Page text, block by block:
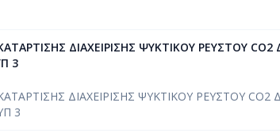
ΔΙΑΧΕΙΡΙΣΗΣ ΨΥΚΤΙΚΟΥ ΡΕΥΣΤΟΥ CO2
3
ΔΙΑΧΕΙΡΙΣΗΣ ΨΥΚΤΙΚΟΥ ΡΕΥΣΤΟΥ CO2
3